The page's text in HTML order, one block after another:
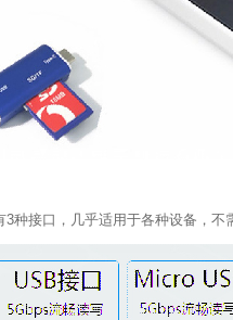
种接口，几乎适用于各种设备，不